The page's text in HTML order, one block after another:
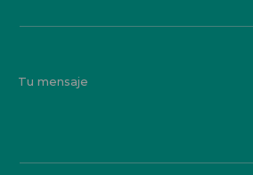
Tu mensaje